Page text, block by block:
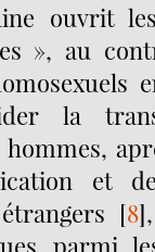
ouvrit
», au
la
et
[8]